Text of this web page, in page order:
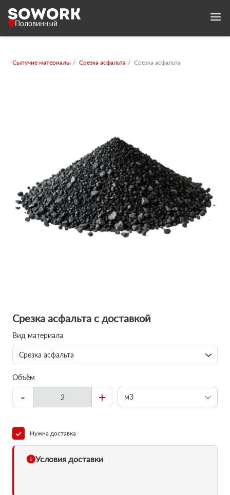
Половинный
Сыпучие материалы Срезка асфальта Срезка асфальта
Срезка асфальта с доставкой
Вид материала
Срезка асфальта
Объём
- + м3
Нужна доставка
Условия доставки